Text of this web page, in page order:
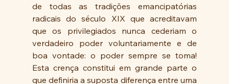
de todas as tradições emancipatórias
radicais do século XIX que acreditavam
que os privilegiados nunca cederiam o
verdadeiro poder voluntariamente e de
boa vontade: o poder sempre se toma!
Esta crença constitui em grande parte o
que definiria a suposta diferença entre uma